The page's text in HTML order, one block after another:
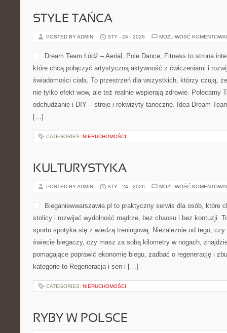
STYLE TAŃCA
POSTED BY ADMIN STY - 24 - 2026 MOŻLIWOŚĆ
Dream Team Łódź – Aerial, Pole Dance, Fitness to strona
które chcą połączyć artystyczną aktywność z ćwiczeniami i
świadomości ciała. To przestrzeń dla wszystkich, którzy czują,
nie tylko efekt wow, ale też realnie wspierają zdrowie. Polecamy
odchudzanie i DIY – stroje i rekwizyty taneczne. Idea Dream
[…]
CATEGORIES: NIERUCHOMOŚCI
KULTURYSTYKA
POSTED BY ADMIN STY - 24 - 2026 MOŻLIWOŚĆ
Bieganiewwarszawie.pl to praktyczny serwis dla osób, które
stolicy i rozwijać wydolność mądrze, bez chaosu i bez kontuzji.
sportu spotyka się z wiedzą treningową. Niezależnie od tego,
świecie biegaczy, czy masz za sobą kilometry w nogach,
pomagające poprawić ekonomię biegu, zadbać o regenerację i
kategorie to Regeneracja i sen i […]
CATEGORIES: NIERUCHOMOŚCI
RYBY W POLSCE